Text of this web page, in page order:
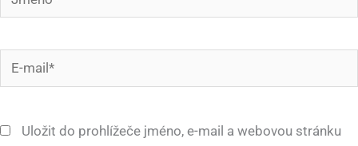
mail*
Uložit do prohlížeče jméno, e-mail a webovou stránku